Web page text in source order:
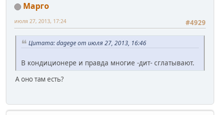
Марго
#4929
июля 27, 2013, 17:24
Цитата: dagege от июля 27, 2013, 16:46
В кондиционере и правда многие -дит- сглатывают.
А оно там есть?